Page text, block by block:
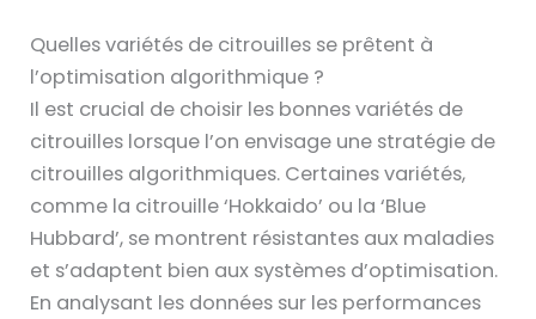
Quelles variétés de citrouilles se prêtent à
l’optimisation algorithmique ?
Il est crucial de choisir les bonnes variétés de
citrouilles lorsque l’on envisage une stratégie de
citrouilles algorithmiques. Certaines variétés,
comme la citrouille ‘Hokkaido’ ou la ‘Blue
Hubbard’, se montrent résistantes aux maladies
et s’adaptent bien aux systèmes d’optimisation.
En analysant les données sur les performances